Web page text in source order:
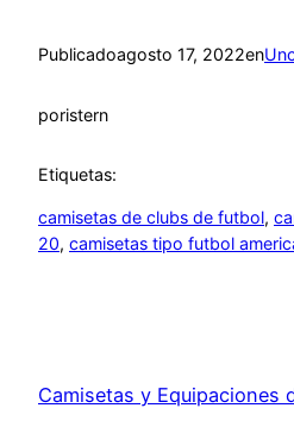
Publicadoagosto 17, 2022en
poristern
Etiquetas:
camisetas de clubs de futbol,
20, camisetas tipo futbol
Camisetas y Equipaciones